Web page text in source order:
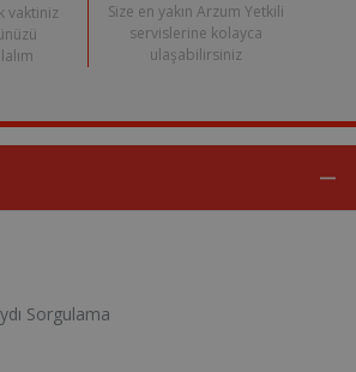
vaktiniz
Size en yakın Arzum Yetkili
servislerine kolayca
ulaşabilirsiniz
Sorgulama